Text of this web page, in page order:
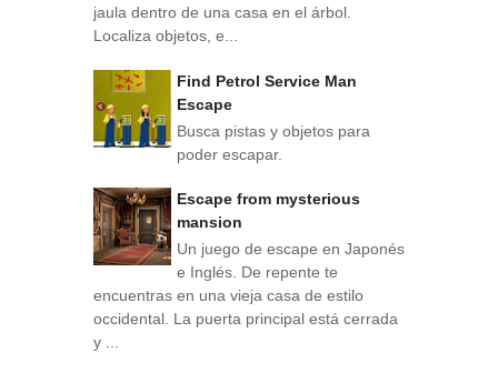
jaula dentro de una casa en el árbol.
Localiza objetos, e...
Find Petrol Service Man
Escape
Busca pistas y objetos para
poder escapar.
Escape from mysterious
mansion
Un juego de escape en Japonés
e Inglés. De repente te
encuentras en una vieja casa de estilo
occidental. La puerta principal está cerrada
y ...